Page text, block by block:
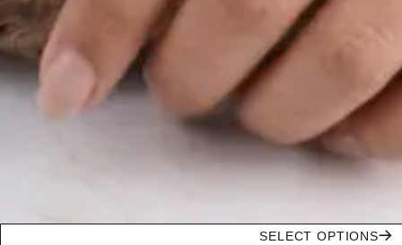
SELECT OPTIONS